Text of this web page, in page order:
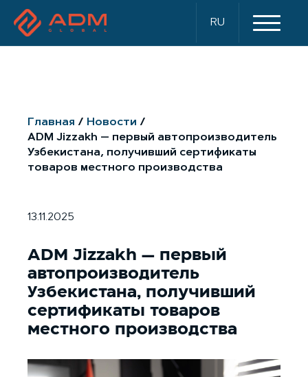
RU
Главная
Новости
ADM Jizzakh — первый автопроизводитель
Узбекистана, получивший сертификаты
товаров местного производства
13.11.2025
ADM Jizzakh — первый
автопроизводитель
Узбекистана, получивший
сертификаты товаров
местного производства